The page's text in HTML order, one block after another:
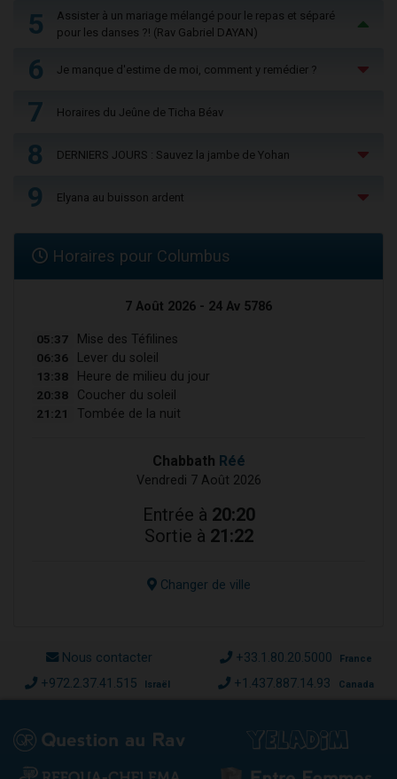
5
Assister à un mariage mélangé pour le repas et séparé
pour les danses ?! (Rav Gabriel DAYAN)
6 Je manque d'estime de moi, comment y remédier ?
7 Horaires du Jeûne de Ticha Béav
8 DERNIERS JOURS : Sauvez la jambe de Yohan
9 Elyana au buisson ardent
Horaires pour Columbus
7 Août 2026 - 24 Av 5786
05:37 Mise des Téfilines
06:36 Lever du soleil
13:38 Heure de milieu du jour
20:38 Coucher du soleil
21:21 Tombée de la nuit
Chabbath Réé
Vendredi 7 Août 2026
Entrée à 20:20
Sortie à 21:22
Changer de ville
Nous contacter +33.1.80.20.5000 France
+972.2.37.41.515 Israël +1.437.887.14.93 Canada